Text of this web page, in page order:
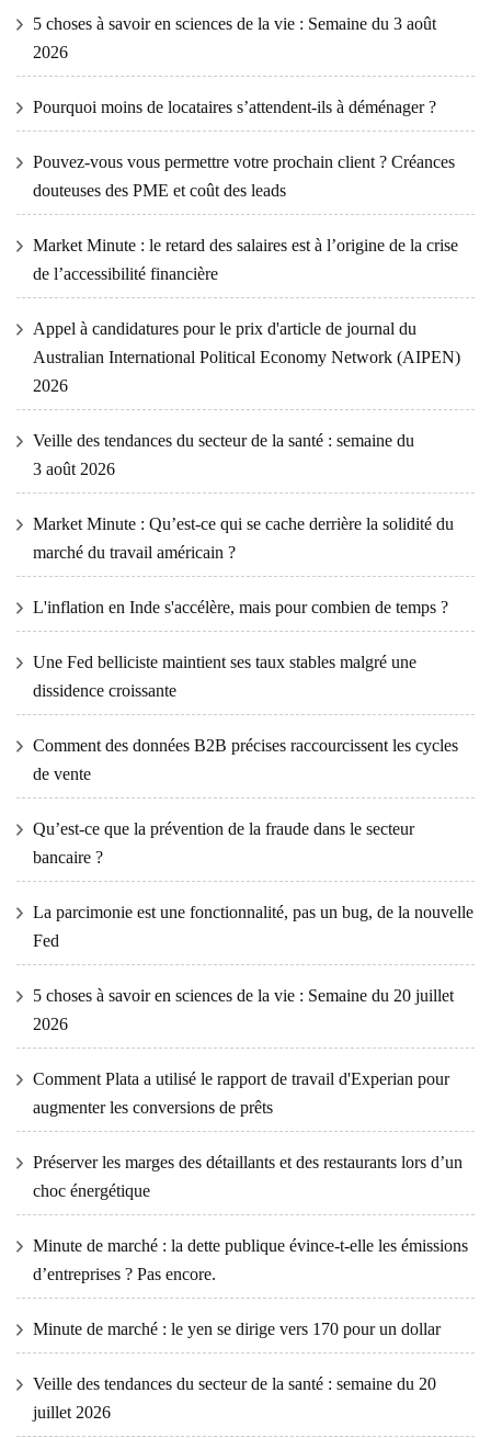
5 choses à savoir en sciences de la vie : Semaine du 3 août
2026
Pourquoi moins de locataires s’attendent-ils à déménager ?
Pouvez-vous vous permettre votre prochain client ? Créances
douteuses des PME et coût des leads
Market Minute : le retard des salaires est à l’origine de la crise
de l’accessibilité financière
Appel à candidatures pour le prix d'article de journal du
Australian International Political Economy Network (AIPEN)
2026
Veille des tendances du secteur de la santé : semaine du
3 août 2026
Market Minute : Qu’est-ce qui se cache derrière la solidité du
marché du travail américain ?
L'inflation en Inde s'accélère, mais pour combien de temps ?
Une Fed belliciste maintient ses taux stables malgré une
dissidence croissante
Comment des données B2B précises raccourcissent les cycles
de vente
Qu’est-ce que la prévention de la fraude dans le secteur
bancaire ?
La parcimonie est une fonctionnalité, pas un bug, de la nouvelle
Fed
5 choses à savoir en sciences de la vie : Semaine du 20 juillet
2026
Comment Plata a utilisé le rapport de travail d'Experian pour
augmenter les conversions de prêts
Préserver les marges des détaillants et des restaurants lors d’un
choc énergétique
Minute de marché : la dette publique évince-t-elle les émissions
d’entreprises ? Pas encore.
Minute de marché : le yen se dirige vers 170 pour un dollar
Veille des tendances du secteur de la santé : semaine du 20
juillet 2026